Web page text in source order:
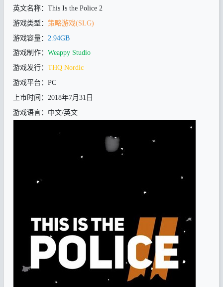
英文名称： This Is the Police 2
游戏类型： 策略游戏(SLG)
游戏容量： 2.94GB
游戏制作： Weappy Studio
游戏发行： THQ Nordic
游戏平台： PC
上市时间： 2018年7月31 日
游戏语言： 中文/英文